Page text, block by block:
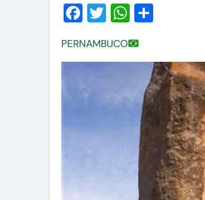
Facebook
Twitter
PERNAMBUCO